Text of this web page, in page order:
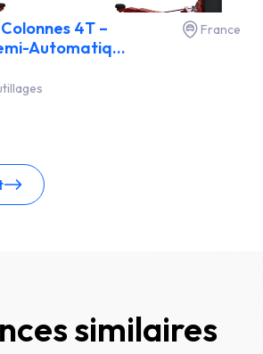
4T –
Automatiq...
France
similaires